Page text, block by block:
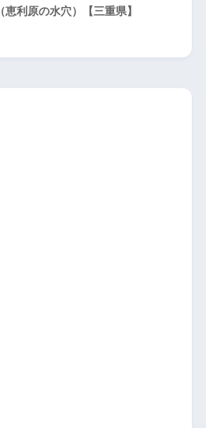
恵利原の水穴）【三重県】